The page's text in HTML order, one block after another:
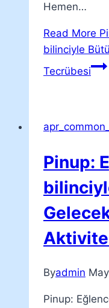
Hemen…
Read More
bilinciyle
Tecrübesi
Pinup:
Byadmin
Pinup: